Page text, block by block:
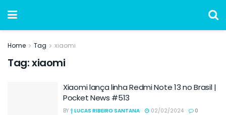
Home Tag xiaomi
Tag:xiaomi
Xiaomi lança linha Redmi Note 13 no Brasil |
Pocket News #513
BY † LUCAS RIBEIRO SANTANA 02/02/2024 0